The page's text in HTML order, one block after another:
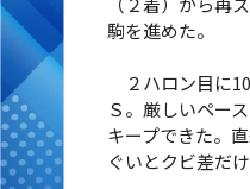
駒を進めた。
２ハロン目に
Ｓ。厳しいペー
キープできた。
ぐいとクビ差だ